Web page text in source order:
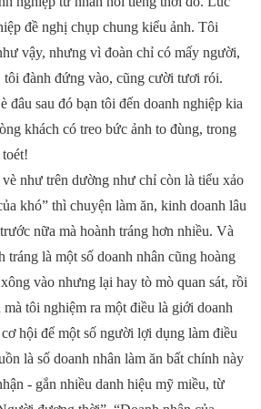
đề nghị chụp chung kiểu ảnh. Tôi
vậy, nhưng vì đoàn chỉ có mấy người,
đành đứng vào, cũng cười tươi rói.
đâu sau đó bạn tôi đến doanh nghiệp kia
khách có treo bức ảnh to đùng, trong
như trên dường như chỉ còn là tiểu xảo
khó” thì chuyện làm ăn, kinh doanh lâu
nữa mà hoành tráng hơn nhiều. Và
tráng là một số doanh nhân cũng hoàng
vào nhưng lại hay tò mò quan sát, rồi
tôi nghiệm ra một điều là giới doanh
hội để một số người lợi dụng làm điều
là số doanh nhân làm ăn bất chính này
- gắn nhiều danh hiệu mỹ miều, từ